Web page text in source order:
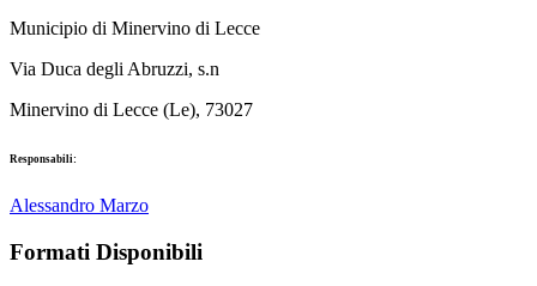
Municipio di Minervino di Lecce
Via Duca degli Abruzzi, s.n
Minervino di Lecce (Le), 73027
Responsabili:
Alessandro Marzo
Formati Disponibili